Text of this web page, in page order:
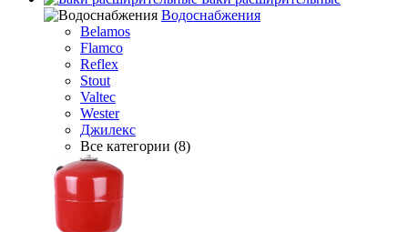
Водоснабжения
Belamos
Flamco
Reflex
Stout
Valtec
Wester
Джилекс
Все категории (8)